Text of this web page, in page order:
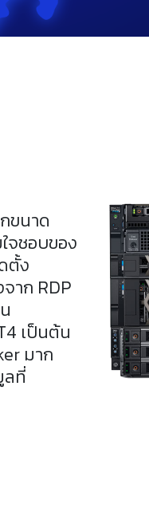
ขนาด
จชอบของ
ตั้ง
าก RDP
เป็นต้น
มาก
ลที่